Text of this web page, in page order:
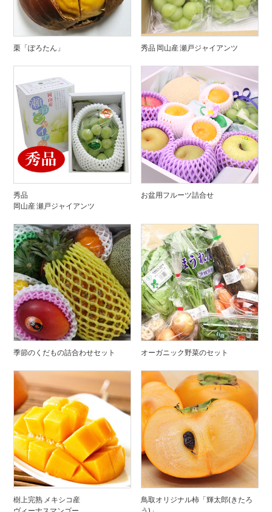
栗「ぽろたん」 秀品 岡山産 瀬戸ジャイアンツ
秀品
岡山産 瀬戸ジャイアンツ
お盆用フルーツ詰合せ
季節のくだもの詰合わせセット オーガニック野菜のセット
樹上完熟 メキシコ産
鳥取オリジナル柿「輝太郎(きたろ